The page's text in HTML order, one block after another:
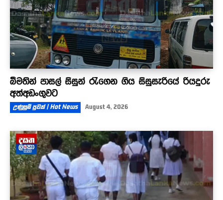
බීමතින් පාසල් සිසුන් රැගෙන ගිය සිසුසැරියේ රියදුරු
අත්අඩංගුවට
උණුසුම් පුවත් | Hot News August 4, 2026